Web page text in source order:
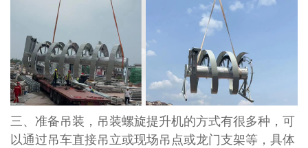
三、准备吊装，吊装螺旋提升机的方式有很多种，可
以通过吊车直接吊立或现场吊点或龙门支架等，具体